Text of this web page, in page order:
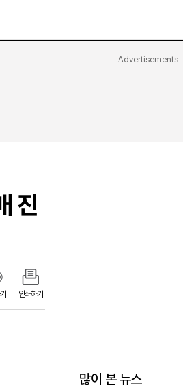
Advertisements
진
인쇄하기
많이 본 뉴스